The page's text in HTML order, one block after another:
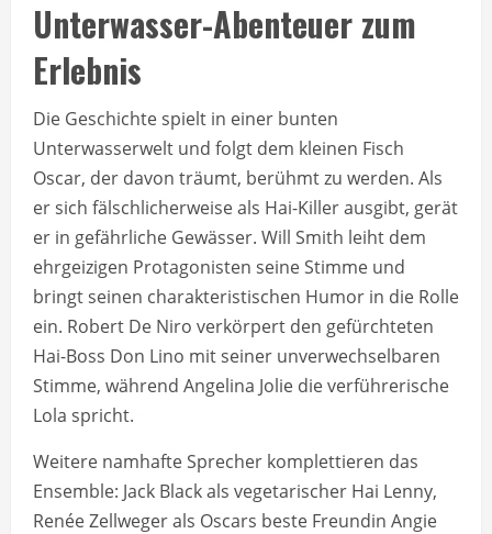
Unterwasser-Abenteuer zum
Erlebnis
Die Geschichte spielt in einer bunten
Unterwasserwelt und folgt dem kleinen Fisch
Oscar, der davon träumt, berühmt zu werden. Als
er sich fälschlicherweise als Hai-Killer ausgibt, gerät
er in gefährliche Gewässer. Will Smith leiht dem
ehrgeizigen Protagonisten seine Stimme und
bringt seinen charakteristischen Humor in die Rolle
ein. Robert De Niro verkörpert den gefürchteten
Hai-Boss Don Lino mit seiner unverwechselbaren
Stimme, während Angelina Jolie die verführerische
Lola spricht.
Weitere namhafte Sprecher komplettieren das
Ensemble: Jack Black als vegetarischer Hai Lenny,
Renée Zellweger als Oscars beste Freundin Angie